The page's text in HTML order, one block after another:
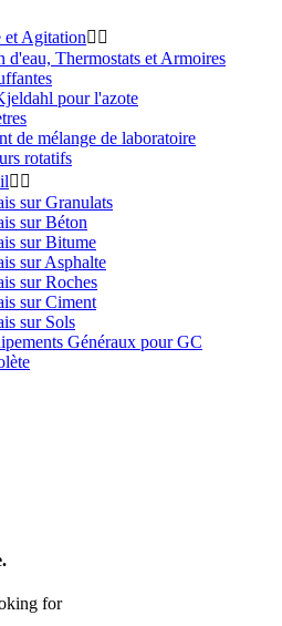
et Agitation 
d'eau, Thermostats et Armoires
pour l'azote
de mélange de laboratoire
rotatifs
 
sur Granulats
sur Béton
sur Bitume
sur Asphalte
sur Roches
sur Ciment
sur Sols
Généraux pour GC
for